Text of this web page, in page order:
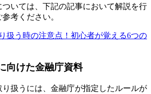
いては、下記の記事において解説を行
考ください。
扱う時の注意点！初心者が覚える6つの
向けた金融庁資料
り扱うには、金融庁が指定したルールが